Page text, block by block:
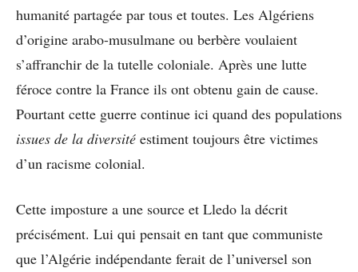
humanité partagée par tous et toutes. Les Algériens
d’origine arabo-musulmane ou berbère voulaient
s’affranchir de la tutelle coloniale. Après une lutte
féroce contre la France ils ont obtenu gain de cause.
Pourtant cette guerre continue ici quand des populations
issues de la diversité estiment toujours être victimes
d’un racisme colonial.
Cette imposture a une source et Lledo la décrit
précisément. Lui qui pensait en tant que communiste
que l’Algérie indépendante ferait de l’universel son